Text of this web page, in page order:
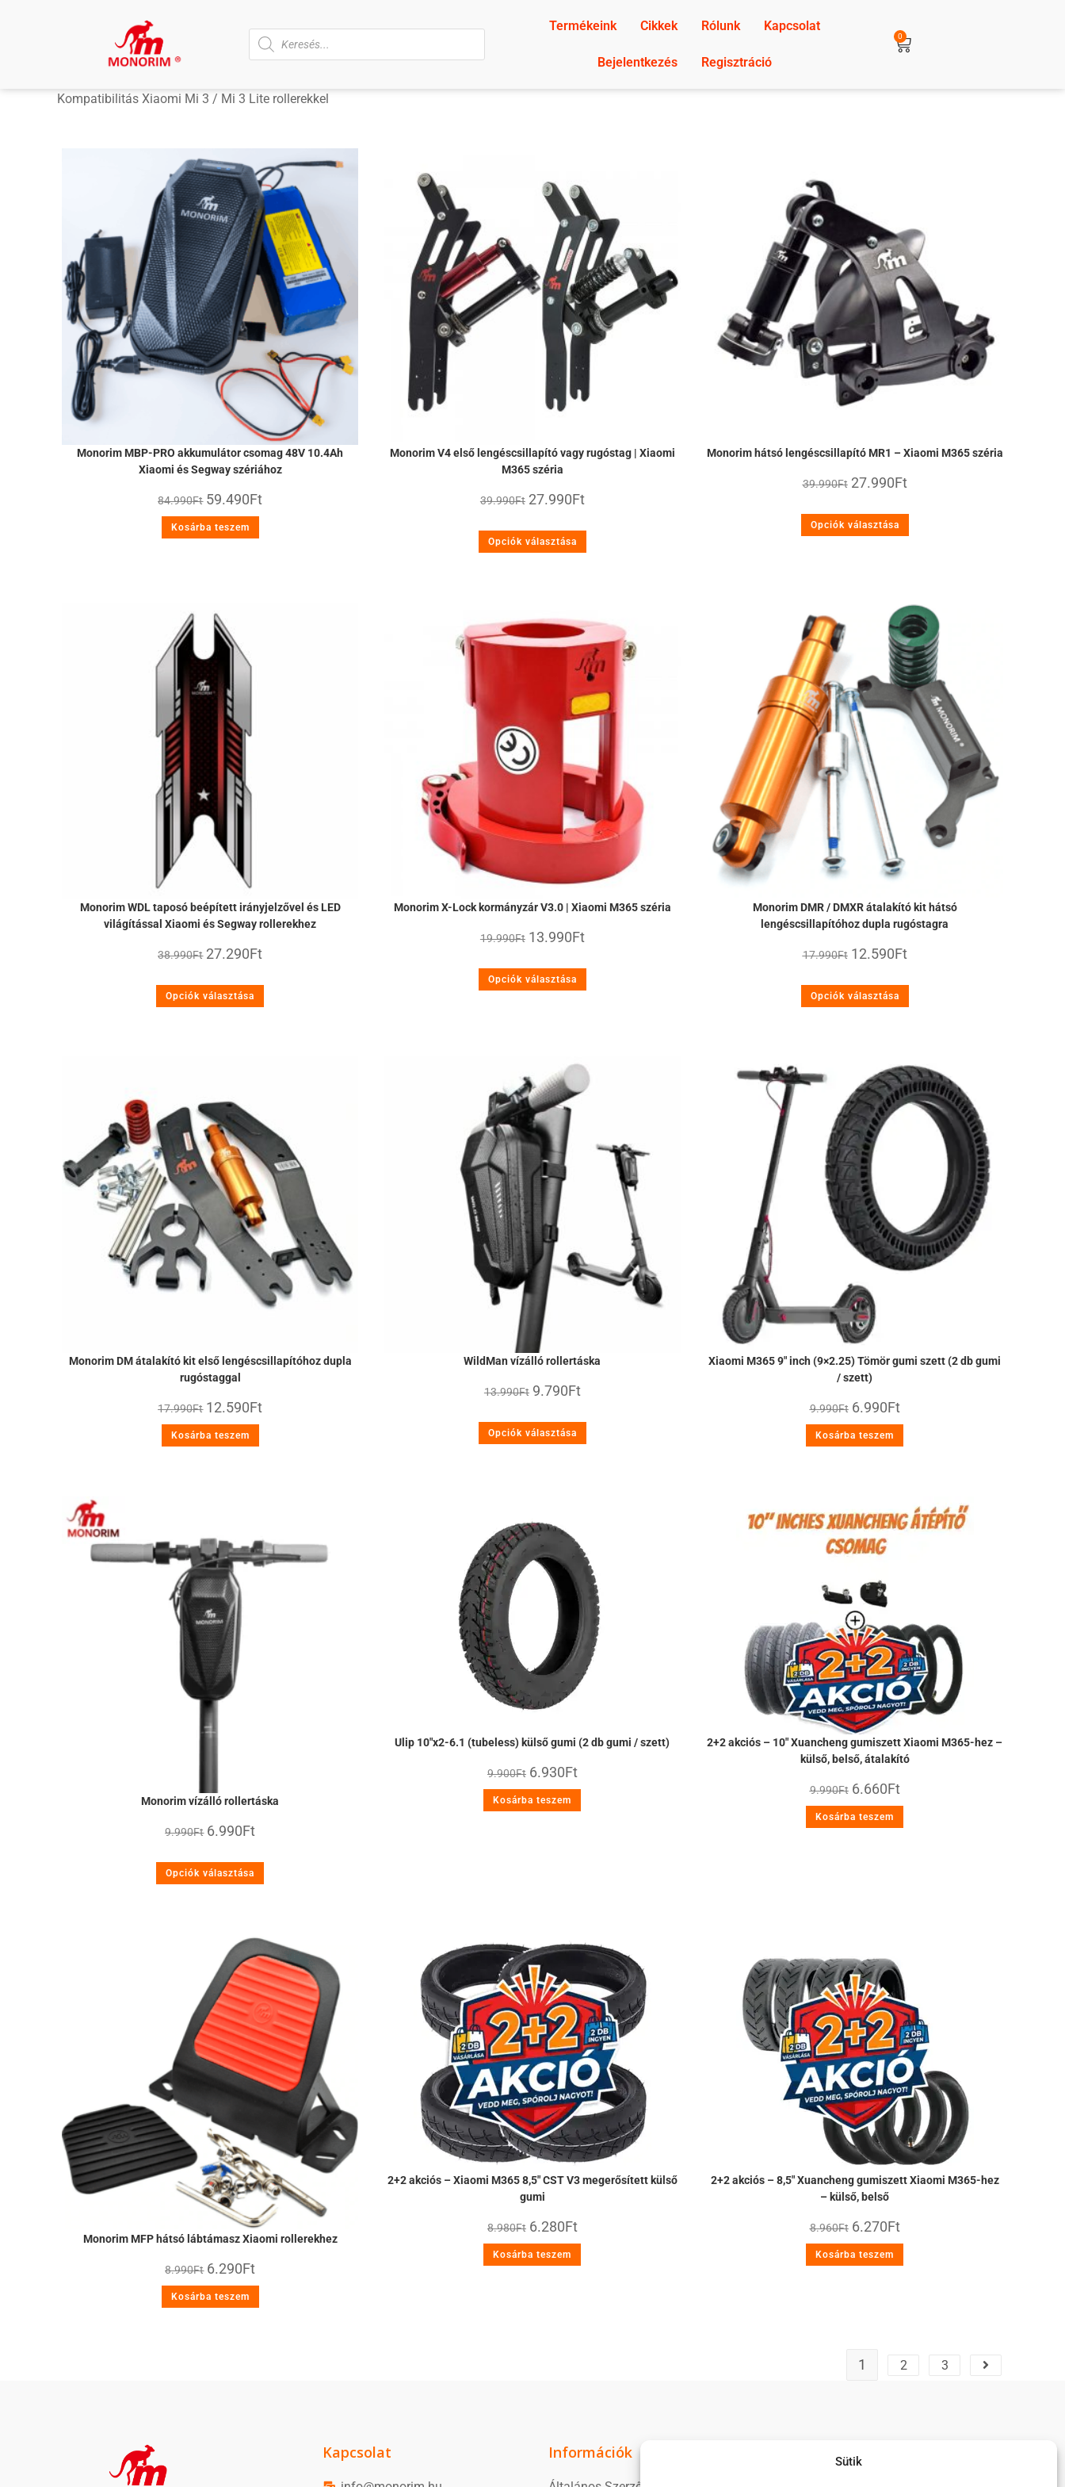
Sütik
Termékeink Cikkek Rólunk Kapcsolat
Bejelentkezés Regisztráció
0
Kompatibilitás Xiaomi Mi 3 / Mi 3 Lite rollerekkel
Monorim MBP-PRO akkumulátor csomag 48V 10.4Ah
Xiaomi és Segway szériához
84.990Ft 59.490Ft
Kosárba teszem
Monorim V4 első lengéscsillapító vagy rugóstag | Xiaomi
M365 széria
39.990Ft 27.990Ft
Opciók választása
Monorim hátsó lengéscsillapító MR1 – Xiaomi M365 széria
39.990Ft 27.990Ft
Opciók választása
Monorim WDL taposó beépített irányjelzővel és LED
világítással Xiaomi és Segway rollerekhez
38.990Ft 27.290Ft
Opciók választása
Monorim X-Lock kormányzár V3.0 | Xiaomi M365 széria
19.990Ft 13.990Ft
Opciók választása
Monorim DMR / DMXR átalakító kit hátsó
lengéscsillapítóhoz dupla rugóstagra
17.990Ft 12.590Ft
Opciók választása
Monorim DM átalakító kit első lengéscsillapítóhoz dupla
rugóstaggal
17.990Ft 12.590Ft
Kosárba teszem
WildMan vízálló rollertáska
13.990Ft 9.790Ft
Opciók választása
Xiaomi M365 9″ inch (9×2.25) Tömör gumi szett (2 db gumi
/ szett)
9.990Ft 6.990Ft
Kosárba teszem
Monorim vízálló rollertáska
9.990Ft 6.990Ft
Opciók választása
Ulip 10″x2-6.1 (tubeless) külső gumi (2 db gumi / szett)
9.900Ft 6.930Ft
Kosárba teszem
2+2 akciós – 10″ Xuancheng gumiszett Xiaomi M365-hez –
külső, belső, átalakító
9.990Ft 6.660Ft
Kosárba teszem
Monorim MFP hátsó lábtámasz Xiaomi rollerekhez
8.990Ft 6.290Ft
Kosárba teszem
2+2 akciós – Xiaomi M365 8,5″ CST V3 megerősített külső
gumi
8.980Ft 6.280Ft
Kosárba teszem
2+2 akciós – 8,5″ Xuancheng gumiszett Xiaomi M365-hez
– külső, belső
8.960Ft 6.270Ft
Kosárba teszem
1 2 3
Kapcsolat Információk Közösségi média